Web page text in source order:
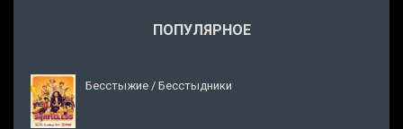
ПОПУЛЯРНОЕ
Бесстыжие / Бесстыдники